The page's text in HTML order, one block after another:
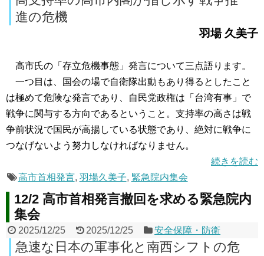
進の危機
羽場 久美子
高市氏の「存立危機事態」発言について三点語ります。
一つ目は、国会の場で自衛隊出動もあり得るとしたこと
は極めて危険な発言であり、自民党政権は「台湾有事」で
戦争に関与する方向であるということ。支持率の高さは戦
争前状況で国民が高揚している状態であり、絶対に戦争に
つなげないよう努力しなければなりません。
続きを読む
高市首相発言, 羽場久美子, 緊急院内集会
12/2 高市首相発言撤回を求める緊急院内
集会
2025/12/25 2025/12/25 安全保障・防衛
急速な日本の軍事化と南西シフトの危